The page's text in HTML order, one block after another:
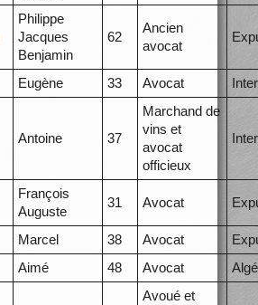
Philippe
Jacques
Benjamin
62
Ancien
avocat
Eugène 33 Avocat
Antoine 37
Marchand de
vins et
avocat
officieux
François
Auguste
31 Avocat
Marcel 38 Avocat
Aimé 48 Avocat
Avoué et